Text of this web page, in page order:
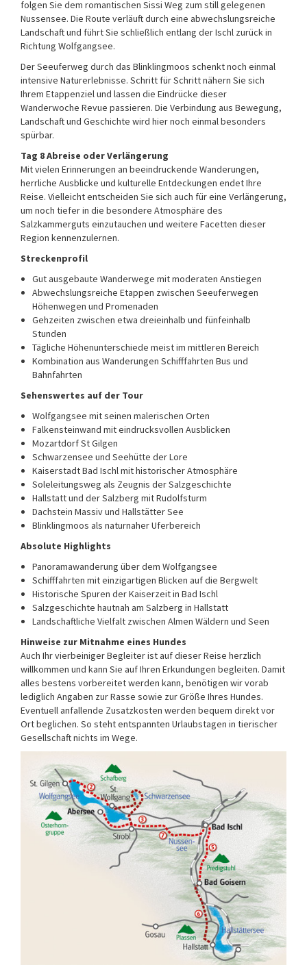
folgen Sie dem romantischen Sissi Weg zum still gelegenen
Nussensee. Die Route verläuft durch eine abwechslungsreiche
Landschaft und führt Sie schließlich entlang der Ischl zurück in
Richtung Wolfgangsee.
Der Seeuferweg durch das Blinklingmoos schenkt noch einmal
intensive Naturerlebnisse. Schritt für Schritt nähern Sie sich
Ihrem Etappenziel und lassen die Eindrücke dieser
Wanderwoche Revue passieren. Die Verbindung aus Bewegung,
Landschaft und Geschichte wird hier noch einmal besonders
spürbar.
Tag 8 Abreise oder Verlängerung
Mit vielen Erinnerungen an beeindruckende Wanderungen,
herrliche Ausblicke und kulturelle Entdeckungen endet Ihre
Reise. Vielleicht entscheiden Sie sich auch für eine Verlängerung,
um noch tiefer in die besondere Atmosphäre des
Salzkammerguts einzutauchen und weitere Facetten dieser
Region kennenzulernen.
Streckenprofil
Gut ausgebaute Wanderwege mit moderaten Anstiegen
Abwechslungsreiche Etappen zwischen Seeuferwegen
Höhenwegen und Promenaden
Gehzeiten zwischen etwa dreieinhalb und fünfeinhalb
Stunden
Tägliche Höhenunterschiede meist im mittleren Bereich
Kombination aus Wanderungen Schifffahrten Bus und
Bahnfahrten
Sehenswertes auf der Tour
Wolfgangsee mit seinen malerischen Orten
Falkensteinwand mit eindrucksvollen Ausblicken
Mozartdorf St Gilgen
Schwarzensee und Seehütte der Lore
Kaiserstadt Bad Ischl mit historischer Atmosphäre
Soleleitungsweg als Zeugnis der Salzgeschichte
Hallstatt und der Salzberg mit Rudolfsturm
Dachstein Massiv und Hallstätter See
Blinklingmoos als naturnaher Uferbereich
Absolute Highlights
Panoramawanderung über dem Wolfgangsee
Schifffahrten mit einzigartigen Blicken auf die Bergwelt
Historische Spuren der Kaiserzeit in Bad Ischl
Salzgeschichte hautnah am Salzberg in Hallstatt
Landschaftliche Vielfalt zwischen Almen Wäldern und Seen
Hinweise zur Mitnahme eines Hundes
Auch Ihr vierbeiniger Begleiter ist auf dieser Reise herzlich
willkommen und kann Sie auf Ihren Erkundungen begleiten. Damit
alles bestens vorbereitet werden kann, benötigen wir vorab
lediglich Angaben zur Rasse sowie zur Größe Ihres Hundes.
Eventuell anfallende Zusatzkosten werden bequem direkt vor
Ort beglichen. So steht entspannten Urlaubstagen in tierischer
Gesellschaft nichts im Wege.